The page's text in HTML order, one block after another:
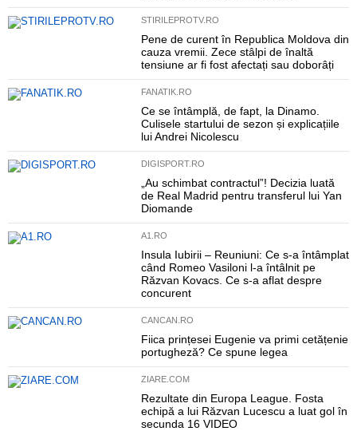
STIRILEPROTV.RO
Pene de curent în Republica Moldova din
cauza vremii. Zece stâlpi de înaltă
tensiune ar fi fost afectați sau doborâți
FANATIK.RO
Ce se întâmplă, de fapt, la Dinamo.
Culisele startului de sezon și explicațiile
lui Andrei Nicolescu
DIGISPORT.RO
„Au schimbat contractul”! Decizia luată
de Real Madrid pentru transferul lui Yan
Diomande
A1.RO
Insula Iubirii – Reuniuni: Ce s-a întâmplat
când Romeo Vasiloni l-a întâlnit pe
Răzvan Kovacs. Ce s-a aflat despre
concurent
CANCAN.RO
Fiica prințesei Eugenie va primi cetățenie
portugheză? Ce spune legea
ZIARE.COM
Rezultate din Europa League. Fosta
echipă a lui Răzvan Lucescu a luat gol în
secunda 16 VIDEO